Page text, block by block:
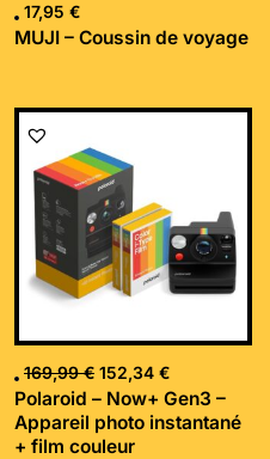
17,95 €
MUJI – Coussin de voyage
169,99€
Le
initial
était :
169,99 €.
152,34 €
Le
Polaroid – Now+ Gen3 –
Appareil photo instantané
+ film couleur